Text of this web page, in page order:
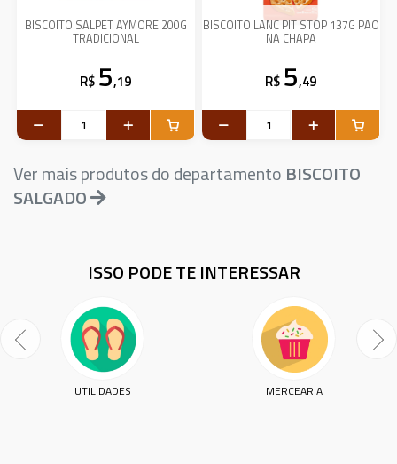
BISCOITO SALPET AYMORE 200G
TRADICIONAL
R$ 5,19
BISCOITO LANC PIT STOP 137G PAO
NA CHAPA
R$ 5,49
Ver mais produtos do departamento BISCOITO
SALGADO
ISSO PODE TE INTERESSAR
UTILIDADES MERCEARIA